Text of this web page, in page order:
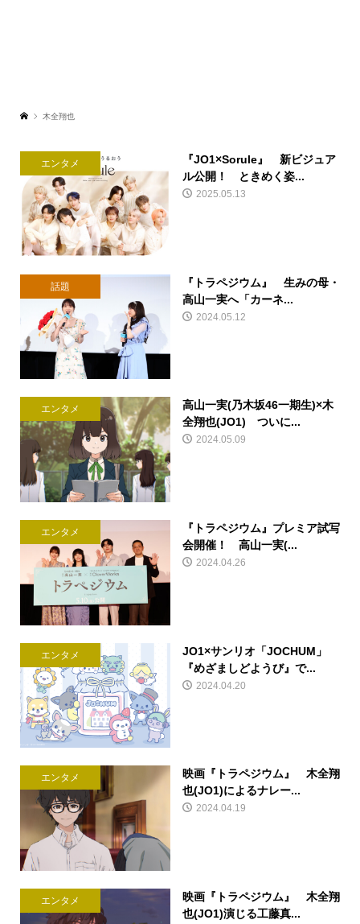
木全翔也
エンタメ
『JO1×Sorule』 新ビジュア
ル公開！ ときめく姿...
2025.05.13
話題
『トラペジウム』 生みの母・
高山一実へ「カーネ...
2024.05.12
エンタメ
高山一実(乃木坂46一期生)×木
全翔也(JO1) ついに...
2024.05.09
エンタメ
『トラペジウム』プレミア試写
会開催！ 高山一実(...
2024.04.26
エンタメ
JO1×サンリオ「JOCHUM」
『めざましどようび』で...
2024.04.20
エンタメ
映画『トラペジウム』 木全翔
也(JO1)によるナレー...
2024.04.19
エンタメ
映画『トラペジウム』 木全翔
也(JO1)演じる工藤真...